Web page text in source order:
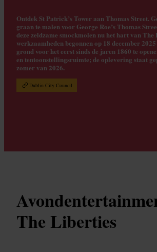
Ontdek St Patrick’s Tower aan Thomas Street.
graan te malen voor George Roe’s Thomas
deze zeldzame smockmolen nu het hart van
werkzaamheden begonnen op 18 december
grond voor het eerst sinds de jaren 1860 te
en tentoonstellingsruimte; de oplevering staat
zomer van 2026.
Dublin City Council
The Liberties